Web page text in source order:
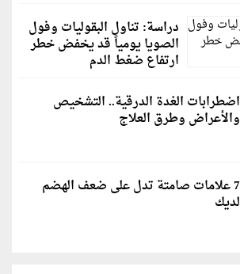
دراسة: تناول البقوليات وفول
الصويا يومياً قد يخفض خطر
ارتفاع ضغط الدم
اضطرابات الغدة الدرقية.. التشخيص
والأعراض وطرق العلاج
7 علامات صامتة تدل على ضعف الهضم
لديك